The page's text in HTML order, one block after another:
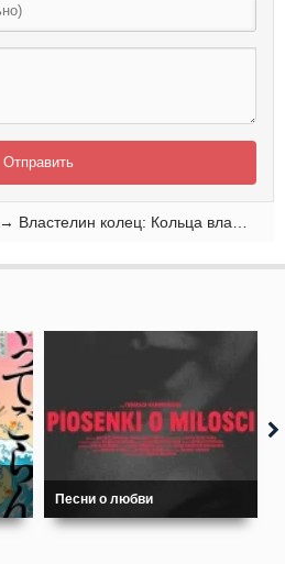
Отправить
→ Властелин колец: Кольца власти
Песни о любви